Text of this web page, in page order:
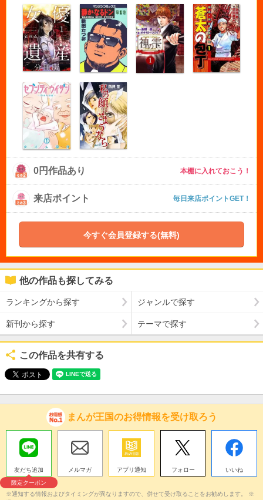
0円作品あり 本棚に入れておこう！
来店ポイント 毎日来店ポイントGET！
今すぐ会員登録する(無料)
他の作品も探してみる
ランキングから探す ジャンルで探す
新刊から探す テーマで探す
この作品を共有する
まんが王国のお得情報を受け取ろう
友だち追加
限定クーポン
メルマガ アプリ通知 フォロー いいね
※通知する情報およびタイミングが異なりますので、併せて受け取ることをお勧めします。 ※